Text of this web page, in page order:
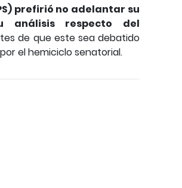
prefirió no adelantar su
análisis respecto del
de que este sea debatido
el hemiciclo senatorial.